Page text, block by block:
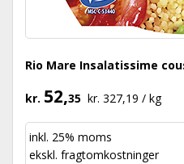
Rio Mare Insalatissime
kr. 52,35 kr. 327,19 / kg
inkl. 25% moms
ekskl. fragtomkostninger